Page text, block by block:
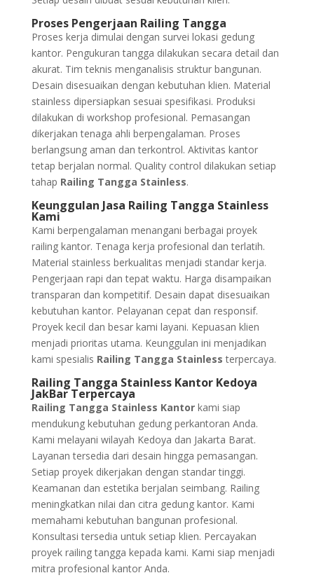
Proses Pengerjaan Railing Tangga
Proses kerja dimulai dengan survei lokasi gedung
kantor. Pengukuran tangga dilakukan secara detail dan
akurat. Tim teknis menganalisis struktur bangunan.
Desain disesuaikan dengan kebutuhan klien. Material
stainless dipersiapkan sesuai spesifikasi. Produksi
dilakukan di workshop profesional. Pemasangan
dikerjakan tenaga ahli berpengalaman. Proses
berlangsung aman dan terkontrol. Aktivitas kantor
tetap berjalan normal. Quality control dilakukan setiap
tahap Railing Tangga Stainless.
Keunggulan Jasa Railing Tangga Stainless
Kami
Kami berpengalaman menangani berbagai proyek
railing kantor. Tenaga kerja profesional dan terlatih.
Material stainless berkualitas menjadi standar kerja.
Pengerjaan rapi dan tepat waktu. Harga disampaikan
transparan dan kompetitif. Desain dapat disesuaikan
kebutuhan kantor. Pelayanan cepat dan responsif.
Proyek kecil dan besar kami layani. Kepuasan klien
menjadi prioritas utama. Keunggulan ini menjadikan
kami spesialis Railing Tangga Stainless terpercaya.
Railing Tangga Stainless Kantor Kedoya
JakBar Terpercaya
Railing Tangga Stainless Kantorkami siap
mendukung kebutuhan gedung perkantoran Anda.
Kami melayani wilayah Kedoya dan Jakarta Barat.
Layanan tersedia dari desain hingga pemasangan.
Setiap proyek dikerjakan dengan standar tinggi.
Keamanan dan estetika berjalan seimbang. Railing
meningkatkan nilai dan citra gedung kantor. Kami
memahami kebutuhan bangunan profesional.
Konsultasi tersedia untuk setiap klien. Percayakan
proyek railing tangga kepada kami. Kami siap menjadi
mitra profesional kantor Anda.